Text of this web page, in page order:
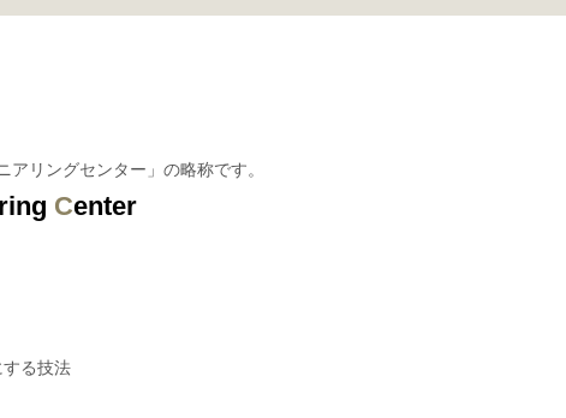
リングセンター」の略称です。
Center
る技法